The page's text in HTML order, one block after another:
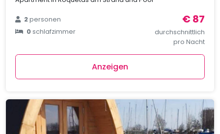
2personen
0schlafzimmer
€ 87
durchschnittlich
pro Nacht
Anzeigen